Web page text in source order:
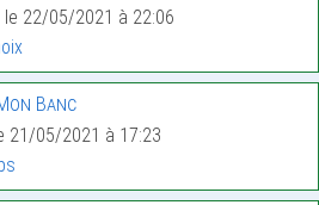
le 22/05/2021 à 22:06
Banc
21/05/2021 à 17:23